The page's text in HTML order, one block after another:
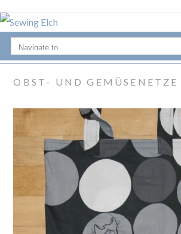
OBST- UND GEMÜSENETZE